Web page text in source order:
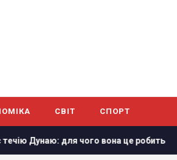
СВІТ СПОРТ
вона це робить У Польщі